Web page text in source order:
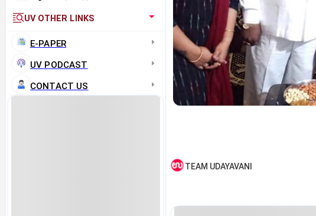
UV OTHER LINKS
E-PAPER
UV PODCAST
CONTACT US
TEAM UDAYAVANI